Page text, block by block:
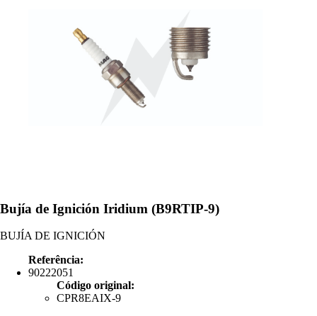
Bujía de Ignición Iridium (B9RTIP-9)
BUJÍA DE IGNICIÓN
Referência:
90222051
Código original:
CPR8EAIX-9